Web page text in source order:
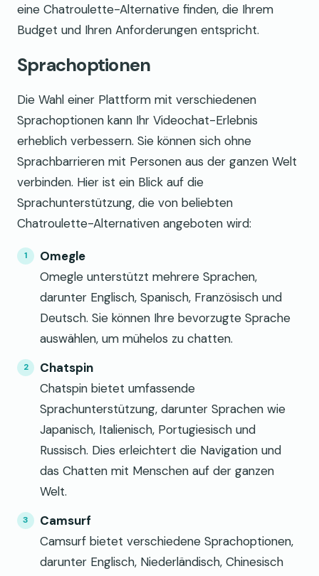
eine Chatroulette-Alternative finden, die Ihrem
Budget und Ihren Anforderungen entspricht.
Sprachoptionen
Die Wahl einer Plattform mit verschiedenen
Sprachoptionen kann Ihr Videochat-Erlebnis
erheblich verbessern. Sie können sich ohne
Sprachbarrieren mit Personen aus der ganzen Welt
verbinden. Hier ist ein Blick auf die
Sprachunterstützung, die von beliebten
Chatroulette-Alternativen angeboten wird:
Omegle
Omegle unterstützt mehrere Sprachen,
darunter Englisch, Spanisch, Französisch und
Deutsch. Sie können Ihre bevorzugte Sprache
auswählen, um mühelos zu chatten.
Chatspin
Chatspin bietet umfassende
Sprachunterstützung, darunter Sprachen wie
Japanisch, Italienisch, Portugiesisch und
Russisch. Dies erleichtert die Navigation und
das Chatten mit Menschen auf der ganzen
Welt.
Camsurf
Camsurf bietet verschiedene Sprachoptionen,
darunter Englisch, Niederländisch, Chinesisch